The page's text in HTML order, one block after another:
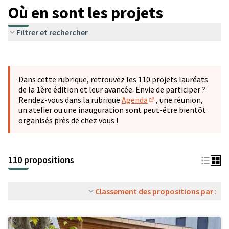
Où en sont les projets
Filtrer et rechercher
−
Dans cette rubrique, retrouvez les 110 projets lauréats
de la 1ère édition et leur avancée. Envie de participer ?
Rendez-vous dans la rubrique Agenda
(S'ouvre dans un
, une réunion,
un atelier ou une inauguration sont peut-être bientôt
organisés près de chez vous !
110 propositions
Classement des propositions par :